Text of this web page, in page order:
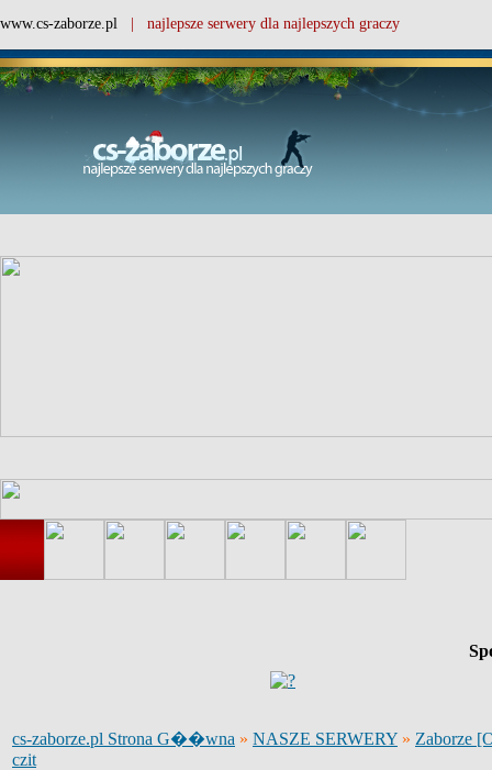
www.cs-zaborze.pl | najlepsze serwery dla najlepszych graczy
cs-zaborze.pl Strona G��wna » NASZE SERWERY » Zaborze
czit